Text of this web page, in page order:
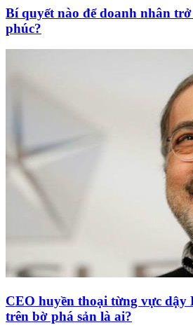
Bí quyết nào để doanh nhân
phúc?
CEO huyền thoại từng vực dậy
trên bờ phá sản là ai?